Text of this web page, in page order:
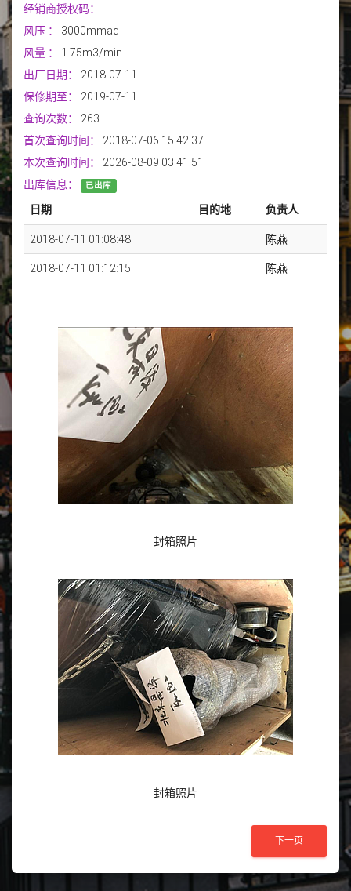
经销商授权码：
风压 ：
3000mmaq
风量 ：
1.75m3/min
出厂日期：
2018-07-11
保修期至：
2019-07-11
查询次数：
263
首次查询时间：
2018-07-06 15:42:37
本次查询时间：
2026-08-09 03:41:51
出库信息：
已出库
日期 目的地 负责人
2018-07-11 01:08:48 陈燕
2018-07-11 01:12:15 陈燕
封箱照片
封箱照片